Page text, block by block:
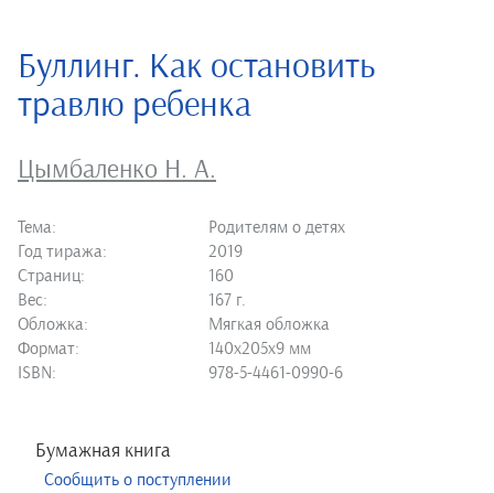
Буллинг. Как остановить
травлю ребенка
Цымбаленко Н. А.
Тема:
Родителям о детях
Год тиража:
2019
Страниц:
160
Вес:
167 г.
Обложка:
Мягкая обложка
Формат:
140х205х9 мм
ISBN:
978-5-4461-0990-6
Бумажная книга
Сообщить о поступлении